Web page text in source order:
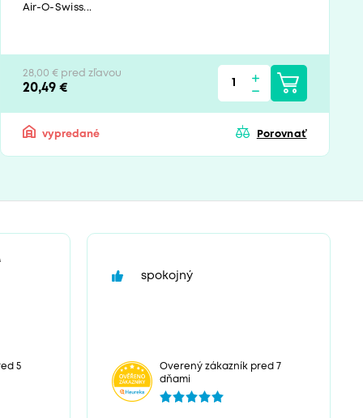
Air-O-Swiss...
28,00 € pred zľavou
20,49 €
vypredané Porovnať
5
spokojný
Overený zákazník pred 7
dňami